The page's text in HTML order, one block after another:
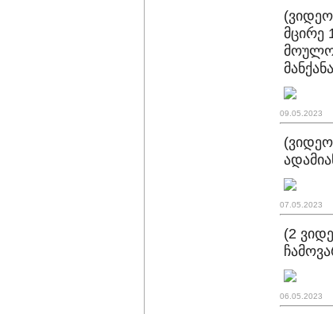
მცირე
09.05.2023
07.05.2023
(2
06.05.2023